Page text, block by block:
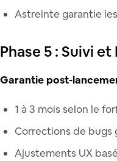
Astreinte garantie
Phase 5 : Suivi
Garantie post-
1 à 3 mois selon le
Corrections de bugs
Ajustements UX